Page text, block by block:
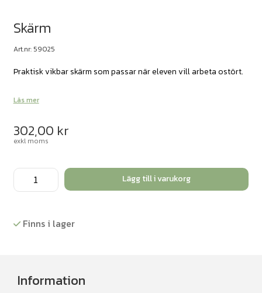
Skärm
Art.nr: 59025
Praktisk vikbar skärm som passar när eleven vill arbeta ostört.
Läs mer
302,00 kr
exkl moms
Skärm
mängd
Lägg till i varukorg
Finns i lager
Information